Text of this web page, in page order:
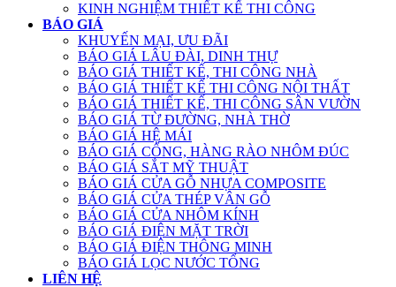
KINH NGHIỆM THIẾT KẾ THI CÔNG
BÁO GIÁ
KHUYẾN MẠI, ƯU ĐÃI
BÁO GIÁ LÂU ĐÀI, DINH THỰ
BÁO GIÁ THIẾT KẾ, THI CÔNG NHÀ
BÁO GIÁ THIẾT KẾ THI CÔNG NỘI THẤT
BÁO GIÁ THIẾT KẾ, THI CÔNG SÂN VƯỜN
BÁO GIÁ TỪ ĐƯỜNG, NHÀ THỜ
BÁO GIÁ HỆ MÁI
BÁO GIÁ CỔNG, HÀNG RÀO NHÔM ĐÚC
BÁO GIÁ SẮT MỸ THUẬT
BÁO GIÁ CỬA GỖ NHỰA COMPOSITE
BÁO GIÁ CỬA THÉP VÂN GỖ
BÁO GIÁ CỬA NHÔM KÍNH
BÁO GIÁ ĐIỆN MẶT TRỜI
BÁO GIÁ ĐIỆN THÔNG MINH
BÁO GIÁ LỌC NƯỚC TỔNG
LIÊN HỆ